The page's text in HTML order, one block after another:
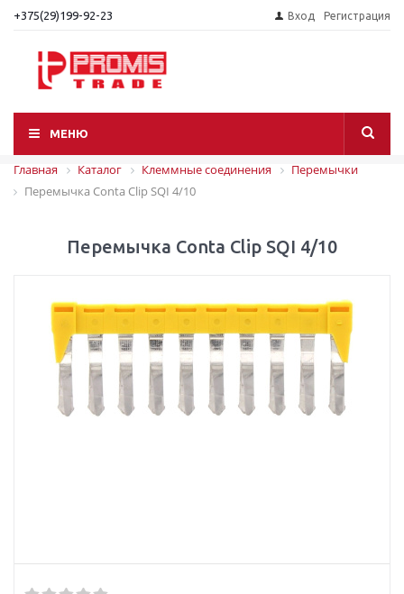
+375(29)199-92-23 Вход Регистрация
МЕНЮ
Главная Каталог Клеммные соединения
Перемычки
Перемычка Conta Clip SQI 4/10
Перемычка Conta Clip SQI 4/10